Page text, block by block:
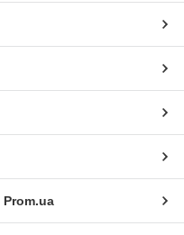
Prom.ua